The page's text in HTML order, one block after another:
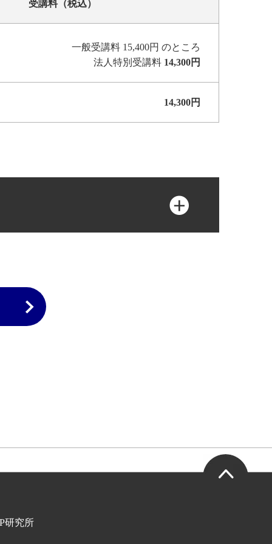
受講料（税込）
一般受講料 15,400円 のところ
法人特別受講料 14,300円
14,300円
研究所